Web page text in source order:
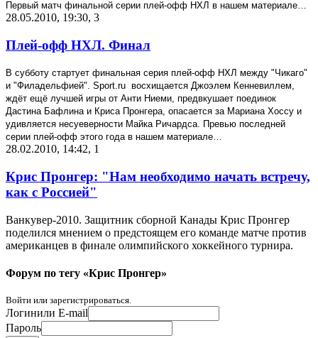
Первый матч финальной серии плей-офф НХЛ в нашем материале…
28.05.2010, 19:30, 3
Плей-офф НХЛ. Финал
В субботу стартует финальная серия плей-офф НХЛ между "Чикаго"
и "Филадельфией". Sport.ru восхищается Джоэлем Кенневиллем,
ждёт ещё лучшей игры от Анти Ниеми, предвкушает поединок
Дастина Бафлина и Криса Пронгера, опасается за Мариана Хоссу и
удивляется несуеверности Майка Ричардса. Превью последней
серии плей-офф этого года в нашем материале…
28.02.2010, 14:42, 1
Крис Пронгер: "Нам необходимо начать встречу,
как с Россией"
Ванкувер-2010. Защитник сборной Канады Крис Пронгер
поделился мнением о предстоящем его команде матче против
американцев в финале олимпийского хоккейного турнира.
Форум по тегу «Крис Пронгер»
Войти или зарегистрироваться.
Логинили E-mail
Пароль